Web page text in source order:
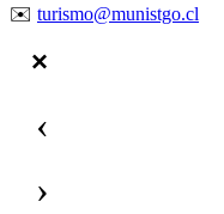
✉️ turismo@munistgo.cl
‹
›